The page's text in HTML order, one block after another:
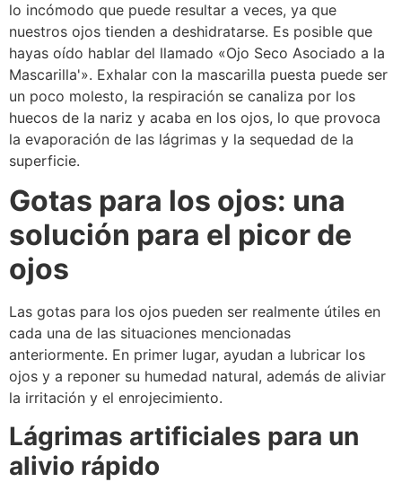
lo incómodo que puede resultar a veces, ya que
nuestros ojos tienden a deshidratarse. Es posible que
hayas oído hablar del llamado «Ojo Seco Asociado a la
Mascarilla'». Exhalar con la mascarilla puesta puede ser
un poco molesto, la respiración se canaliza por los
huecos de la nariz y acaba en los ojos, lo que provoca
la evaporación de las lágrimas y la sequedad de la
superficie.
Gotas para los ojos: una
solución para el picor de
ojos
Las gotas para los ojos pueden ser realmente útiles en
cada una de las situaciones mencionadas
anteriormente. En primer lugar, ayudan a lubricar los
ojos y a reponer su humedad natural, además de aliviar
la irritación y el enrojecimiento.
Lágrimas artificiales para un
alivio rápido